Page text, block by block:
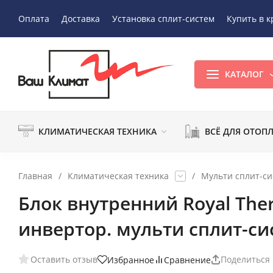
Оплата Доставка Установка сплит-систем Купить в
КАТАЛОГ
КЛИМАТИЧЕСКАЯ ТЕХНИКА ВСЁ ДЛЯ
Главная / Климатическая техника / Мульти сплит-
Блок внутренний Royal
инвертор. мульти сплит-
Оставить отзыв Избранное Сравнение Поделиться